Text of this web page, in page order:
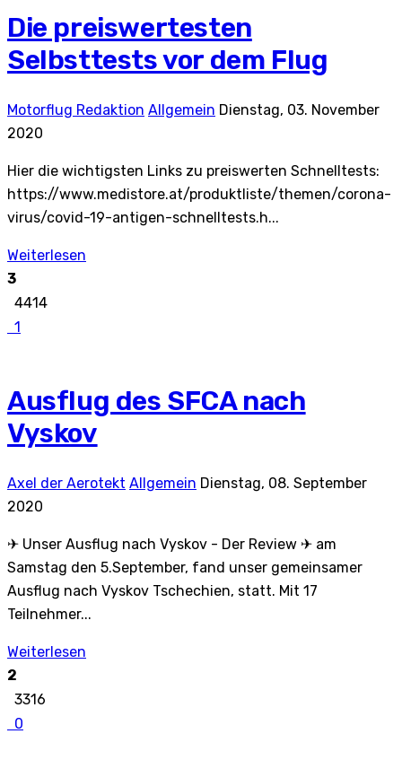
Die preiswertesten
Selbsttests vor dem Flug
Motorflug Redaktion Allgemein Dienstag, 03. November
2020
Hier die wichtigsten Links zu preiswerten Schnelltests:
https://www.medistore.at/produktliste/themen/corona-
virus/covid-19-antigen-schnelltests.h...
Weiterlesen
3
4414
1
Ausflug des SFCA nach
Vyskov
Axel der Aerotekt Allgemein Dienstag, 08. September
2020
✈ Unser Ausflug nach Vyskov - Der Review ✈ am
Samstag den 5.September, fand unser gemeinsamer
Ausflug nach Vyskov Tschechien, statt. Mit 17
Teilnehmer...
Weiterlesen
2
3316
0